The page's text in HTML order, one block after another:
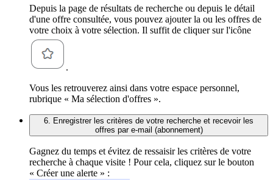
Depuis la page de résultats de recherche ou depuis le détail
d'une offre consultée, vous pouvez ajouter la ou les offres de
votre choix à votre sélection. Il suffit de cliquer sur l'icône
.
Vous les retrouverez ainsi dans votre espace personnel,
rubrique « Ma sélection d'offres ».
6. Enregistrer les critères de votre recherche et recevoir les
offres par e-mail (abonnement)
Gagnez du temps et évitez de ressaisir les critères de votre
recherche à chaque visite ! Pour cela, cliquez sur le bouton
« Créer une alerte » :